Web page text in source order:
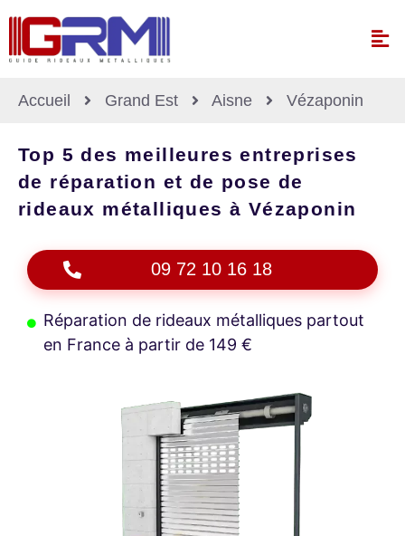
Accueil Grand Est Aisne Vézaponin
Top 5 des meilleures entreprises
de réparation et de pose de
rideaux métalliques à Vézaponin
09 72 10 16 18
Réparation de rideaux métalliques partout
en France à partir de 149 €